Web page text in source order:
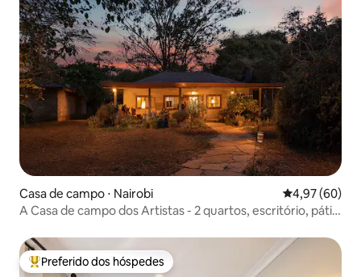
Casa de campo ⋅ Nairobi 4,97 de uma
4,97 (60)
A Casa de campo dos Artistas - 2 quartos, escritório, pátio
Entre os melhores preferidos dos hóspedes
Preferido dos hóspedes